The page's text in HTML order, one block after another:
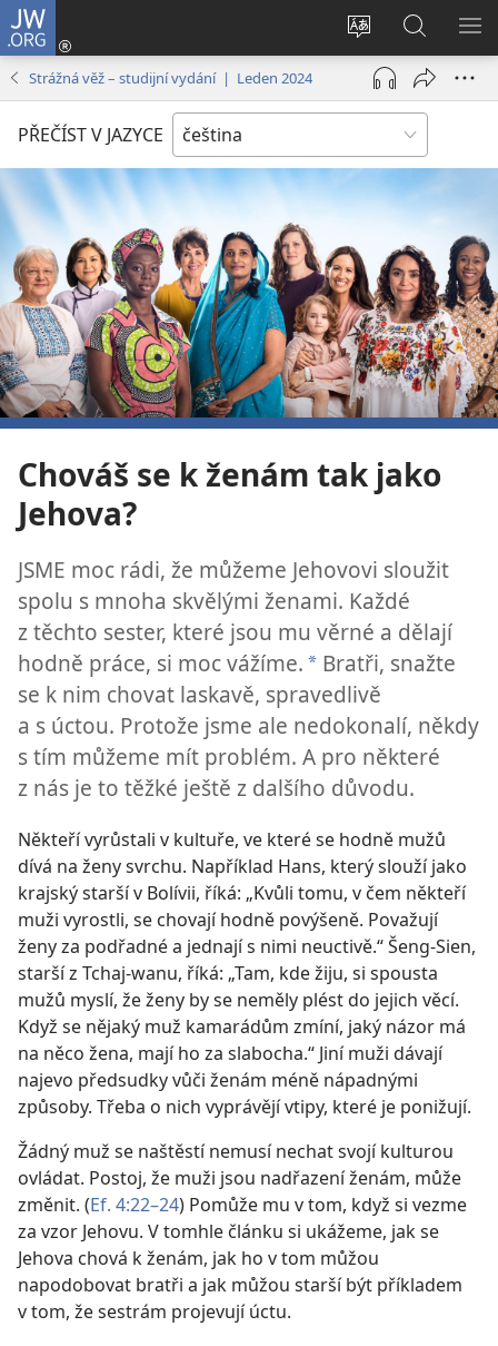
JW.ORG
Změnit
jazyk
stránek
Přihlásit
se
(otevřeno
okno)
Hledat
na
JW.ORG
Strážná věž – studijní vydání | Leden 2024
PŘEČÍST V JAZYCE
Chováš se k ženám tak jako
Jehova?
JSME moc rádi, že můžeme Jehovovi sloužit
spolu s mnoha skvělými ženami. Každé
z těchto sester, které jsou mu věrné a dělají
hodně práce, si moc vážíme. a Bratři, snažte
se k nim chovat laskavě, spravedlivě
a s úctou. Protože jsme ale nedokonalí, někdy
s tím můžeme mít problém. A pro některé
z nás je to těžké ještě z dalšího důvodu.
Někteří vyrůstali v kultuře, ve které se hodně mužů
dívá na ženy svrchu. Například Hans, který slouží jako
krajský starší v Bolívii, říká: „Kvůli tomu, v čem někteří
muži vyrostli, se chovají hodně povýšeně. Považují
ženy za podřadné a jednají s nimi neuctivě.“ Šeng-Sien,
starší z Tchaj-wanu, říká: „Tam, kde žiju, si spousta
mužů myslí, že ženy by se neměly plést do jejich věcí.
Když se nějaký muž kamarádům zmíní, jaký názor má
na něco žena, mají ho za slabocha.“ Jiní muži dávají
najevo předsudky vůči ženám méně nápadnými
způsoby. Třeba o nich vyprávějí vtipy, které je ponižují.
Žádný muž se naštěstí nemusí nechat svojí kulturou
ovládat. Postoj, že muži jsou nadřazení ženám, může
změnit. (Ef. 4:22–24) Pomůže mu v tom, když si vezme
za vzor Jehovu. V tomhle článku si ukážeme, jak se
Jehova chová k ženám, jak ho v tom můžou
napodobovat bratři a jak můžou starší být příkladem
v tom, že sestrám projevují úctu.